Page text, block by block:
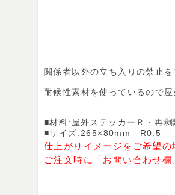
関係者以外の立ち入りの禁止
耐候性素材を使っているので
■材料:屋外ステッカーＲ・再
■サイズ:265×80mm R0.5
仕上がりイメージをご希望の
ご注文時に「お問い合わせ